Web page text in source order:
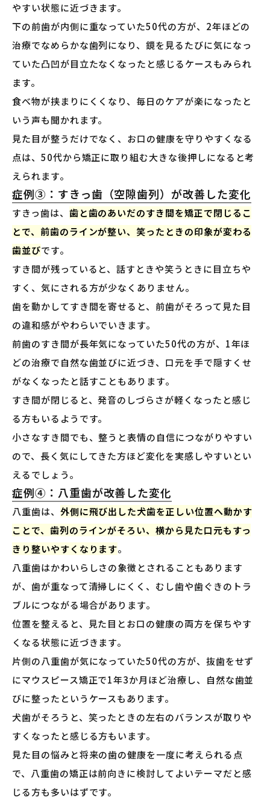
やすい状態に近づきます。
下の前歯が内側に重なっていた50代の方が、2年ほどの
治療でなめらかな歯列になり、鏡を見るたびに気になっ
ていた凸凹が目立たなくなったと感じるケースもみられ
ます。
食べ物が挟まりにくくなり、毎日のケアが楽になったと
いう声も聞かれます。
見た目が整うだけでなく、お口の健康を守りやすくなる
点は、50代から矯正に取り組む大きな後押しになると考
えられます。
症例③：すきっ歯（空隙歯列）が改善した変化
すきっ歯は、 歯と歯のあいだのすき間を矯正で閉じるこ
とで、前歯のラインが整い、笑ったときの印象が変わる
歯並びです。
すき間が残っていると、話すときや笑うときに目立ちや
すく、気にされる方が少なくありません。
歯を動かしてすき間を寄せると、前歯がそろって見た目
の違和感がやわらいでいきます。
前歯のすき間が長年気になっていた50代の方が、1年ほ
どの治療で自然な歯並びに近づき、口元を手で隠すくせ
がなくなったと話すこともあります。
すき間が閉じると、発音のしづらさが軽くなったと感じ
る方もいるようです。
小さなすき間でも、整うと表情の自信につながりやすい
ので、長く気にしてきた方ほど変化を実感しやすいとい
えるでしょう。
症例④：八重歯が改善した変化
八重歯は、 外側に飛び出した犬歯を正しい位置へ動かす
ことで、歯列のラインがそろい、横から見た口元もすっ
きり整いやすくなります。
八重歯はかわいらしさの象徴とされることもあります
が、歯が重なって清掃しにくく、むし歯や歯ぐきのトラ
ブルにつながる場合があります。
位置を整えると、見た目とお口の健康の両方を保ちやす
くなる状態に近づきます。
片側の八重歯が気になっていた50代の方が、抜歯をせず
にマウスピース矯正で1年3か月ほど治療し、自然な歯並
びに整ったというケースもあります。
犬歯がそろうと、笑ったときの左右のバランスが取りや
すくなったと感じる方もいます。
見た目の悩みと将来の歯の健康を一度に考えられる点
で、八重歯の矯正は前向きに検討してよいテーマだと感
じる方も多いはずです。